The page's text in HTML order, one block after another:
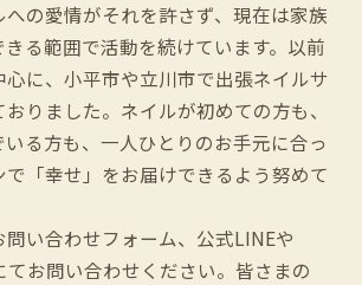
への愛情がそれを許さず、現在は家族
る範囲で活動を続けています。以前
心に、小平市や立川市で出張ネイルサ
りました。ネイルが初めての方も、
る方も、一人ひとりのお手元に合っ
「幸せ」をお届けできるよう努めて
い合わせフォーム、公式LINEや
お問い合わせください。皆さまの